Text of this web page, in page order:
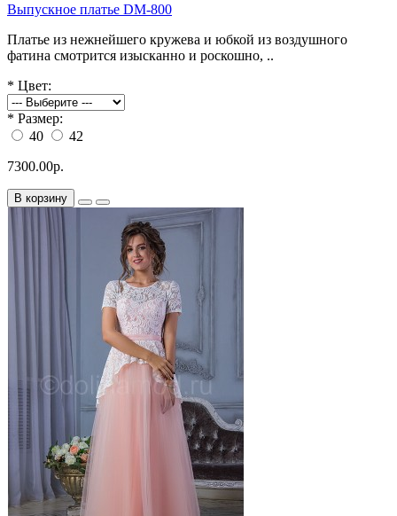
Выпускное платье DM-800
Платье из нежнейшего кружева и юбкой из воздушного
фатина смотрится изысканно и роскошно, ..
* Цвет:
* Размер:
40
42
7300.00р.
В корзину